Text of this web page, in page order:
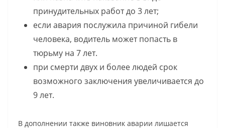
принудительных работ до 3 лет;
если авария послужила причиной гибели
человека, водитель может попасть в
тюрьму на 7 лет.
при смерти двух и более людей срок
возможного заключения увеличивается до
9 лет.
В дополнении также виновник аварии лишается